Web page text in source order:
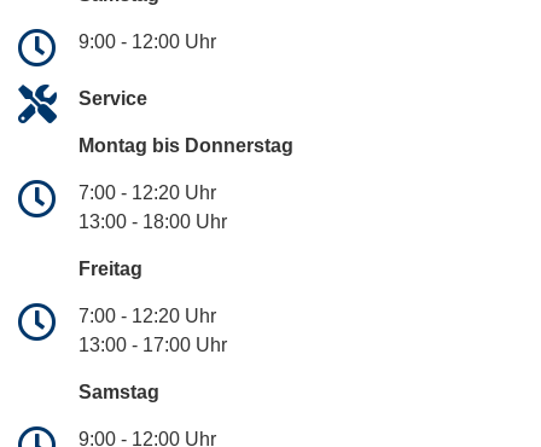
9:00 - 12:00 Uhr
Service
Montag bis Donnerstag
7:00 - 12:20 Uhr
13:00 - 18:00 Uhr
Freitag
7:00 - 12:20 Uhr
13:00 - 17:00 Uhr
Samstag
9:00 - 12:00 Uhr